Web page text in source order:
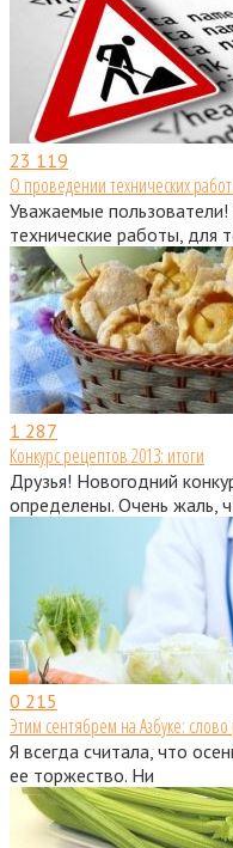
23 119
О проведении технических
Уважаемые
технические работы, для
1 287
Конкурс рецептов 2013: итоги
Друзья! Новогодний
определены. Очень жаль,
0 215
Этим сентябрем на Азбуке: слово
Я всегда считала, что
ее торжество. Ни